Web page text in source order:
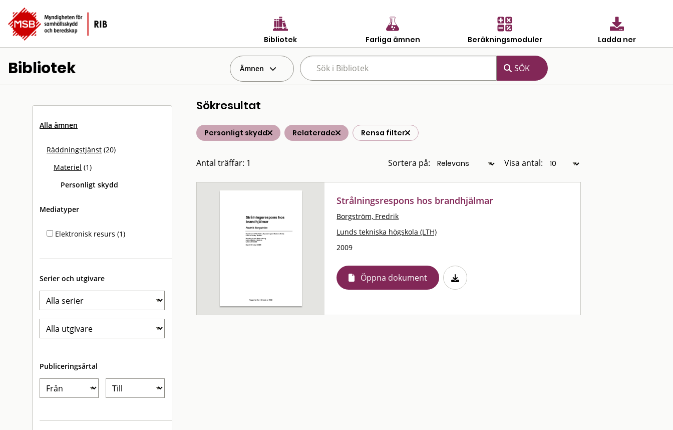
Bibliotek Farliga ämnen Beräkningsmoduler Ladda ner
Bibliotek Ämnen
Alla ämnen
Räddningstjänst (20)
Materiel (1)
Personligt skydd
Mediatyper
Elektronisk resurs (1)
Serier och utgivare
Publiceringsårtal
Sökresultat
Personligt skydd Relaterade Rensa filter
Antal träffar: 1 Sortera på: Visa antal:
Strålningsrespons hos brandhjälmar
Borgström, Fredrik
Lunds tekniska högskola (LTH)
2009
Öppna dokument